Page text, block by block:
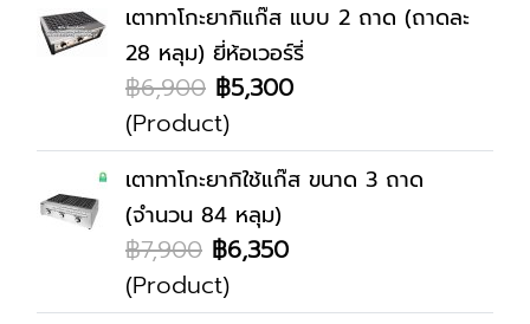
เตาทาโกะยากิแก๊ส แบบ 2 ถาด (ถาดละ
28 หลุม) ยี่ห้อเวอร์รี่
฿6,900 ฿5,300
(Product)
เตาทาโกะยากิใช้แก๊ส ขนาด 3 ถาด
(จำนวน 84 หลุม)
฿7,900 ฿6,350
(Product)